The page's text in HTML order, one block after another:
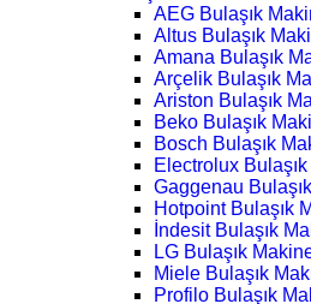
AEG Bulaşık
Altus Bulaşık
Amana Bulaşık
Arçelik Bulaşık
Ariston Bulaşık
Beko Bulaşık
Bosch Bulaşık
Electrolux
Gaggenau
Hotpoint Bulaşık
İndesit Bulaşık
LG Bulaşık
Miele Bulaşık
Profilo Bulaşık